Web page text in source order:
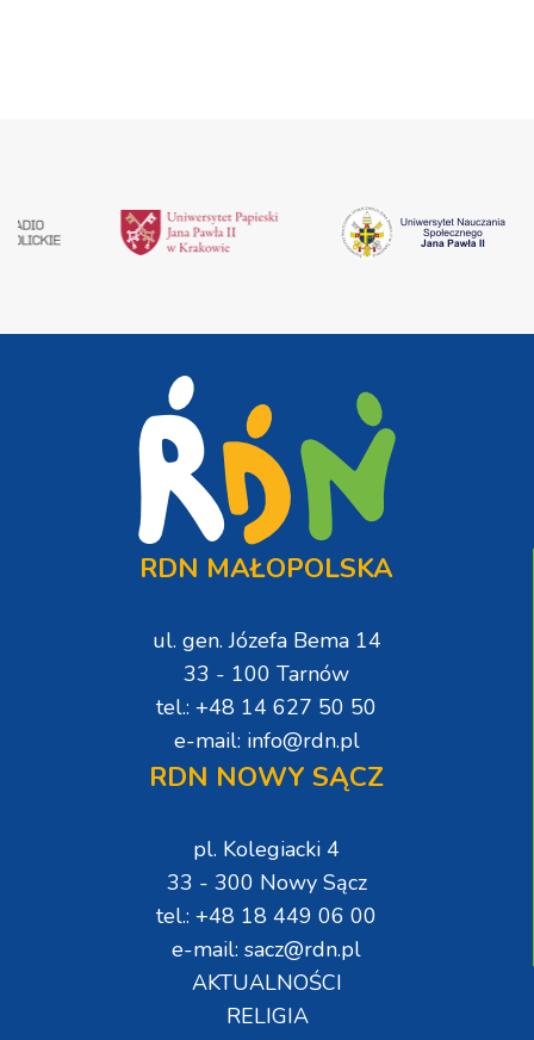
RDN MAŁOPOLSKA
ul. gen. Józefa Bema 14
33 - 100 Tarnów
tel.: +48 14 627 50 50
e-mail: info@rdn.pl
RDN NOWY SĄCZ
pl. Kolegiacki 4
33 - 300 Nowy Sącz
tel.: +48 18 449 06 00
e-mail: sacz@rdn.pl
AKTUALNOŚCI
RELIGIA